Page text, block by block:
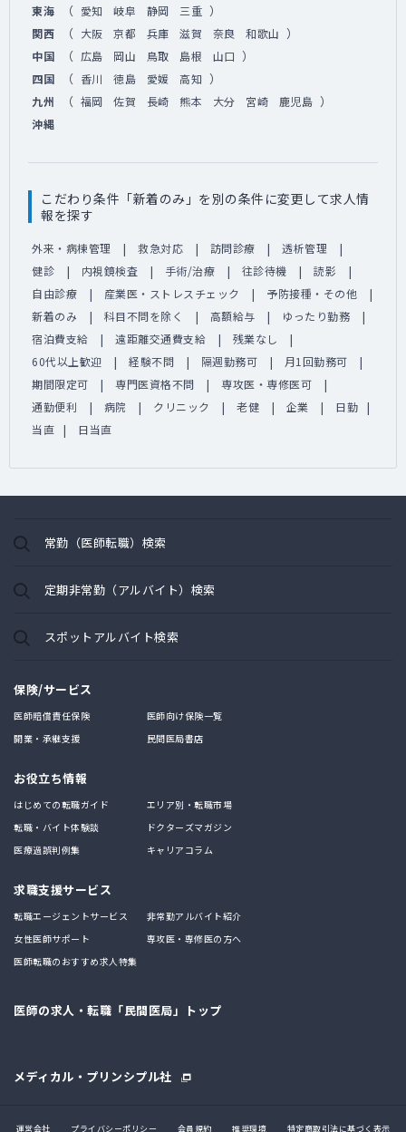
東海 （ 愛知 岐阜 静岡 三重 ）
関西 （ 大阪 京都 兵庫 滋賀 奈良 和歌山 ）
中国 （ 広島 岡山 鳥取 島根 山口 ）
四国 （ 香川 徳島 愛媛 高知 ）
九州 （ 福岡 佐賀 長崎 熊本 大分 宮崎 鹿児島 ）
沖縄
こだわり条件「新着のみ」を別の条件に変更して求人情
報を探す
外来・病棟管理 救急対応 訪問診療
透析管理
健診
内視鏡検査 手術/治療 往診待機
読影
自由診療
産業医・ストレスチェック
予防接種・その他
新着のみ
科目不問を除く 高額給与
ゆったり勤務
宿泊費支給
遠距離交通費支給
残業なし
60代以上歓迎
経験不問 隔週勤務可
月1回勤務可
期間限定可
専門医資格不問
専攻医・専修医可
通勤便利
病院 クリニック 老健 企業
日勤
当直
日当直
常勤（医師転職）検索
定期非常勤（アルバイト）検索
スポットアルバイト検索
保険/サービス
医師賠償責任保険
医師向け保険一覧
開業・承継支援
民間医局書店
お役立ち情報
はじめての転職ガイド
エリア別・転職市場
転職・バイト体験談
ドクターズマガジン
医療過誤判例集
キャリアコラム
求職支援サービス
転職エージェントサービス
非常勤アルバイト紹介
女性医師サポート
専攻医・専修医の方へ
医師転職のおすすめ求人特集
医師の求人・転職「民間医局」トップ
メディカル・プリンシプル社
運営会社 プライバシーポリシー 会員規約 推奨環境 特定商取引法に基づく表示